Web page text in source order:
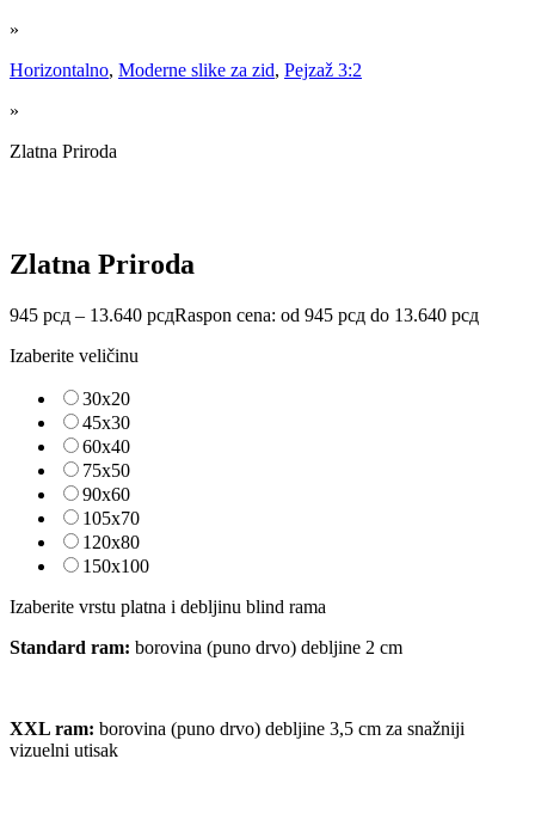
»
Horizontalno, Moderne slike za zid, Pejzaž 3:2
»
Zlatna Priroda
Zlatna Priroda
945 рсд – 13.640 рсдRaspon cena: od 945 рсд do 13.640 рсд
Izaberite veličinu
30x20
45x30
60x40
75x50
90x60
105x70
120x80
150x100
Izaberite vrstu platna i debljinu blind rama
Standard ram: borovina (puno drvo) debljine 2 cm
XXL ram: borovina (puno drvo) debljine 3,5 cm za snažniji
vizuelni utisak